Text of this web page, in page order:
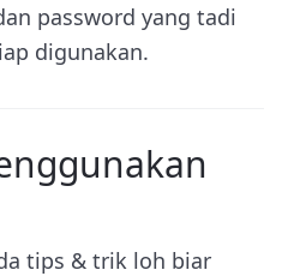
password yang tadi
digunakan.
tips & trik loh biar